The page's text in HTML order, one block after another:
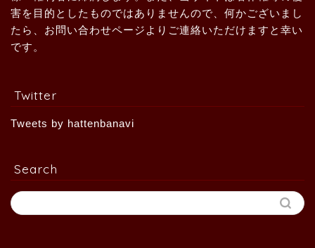
害を目的としたものではありませんので、何かございまし
たら、お問い合わせページよりご連絡いただけますと幸い
です。
Twitter
Tweets by hattenbanavi
Search